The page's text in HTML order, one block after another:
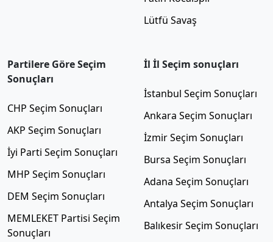
Lütfü Savaş
Partilere Göre Seçim
Sonuçları
CHP Seçim Sonuçları
AKP Seçim Sonuçları
İyi Parti Seçim Sonuçları
MHP Seçim Sonuçları
DEM Seçim Sonuçları
MEMLEKET Partisi Seçim
Sonuçları
İl İl Seçim sonuçları
İstanbul Seçim Sonuçları
Ankara Seçim Sonuçları
İzmir Seçim Sonuçları
Bursa Seçim Sonuçları
Adana Seçim Sonuçları
Antalya Seçim Sonuçları
Balıkesir Seçim Sonuçları